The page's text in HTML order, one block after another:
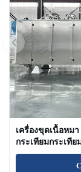
เครื่องขุดเนื้อหม
กระเทียมกระเที